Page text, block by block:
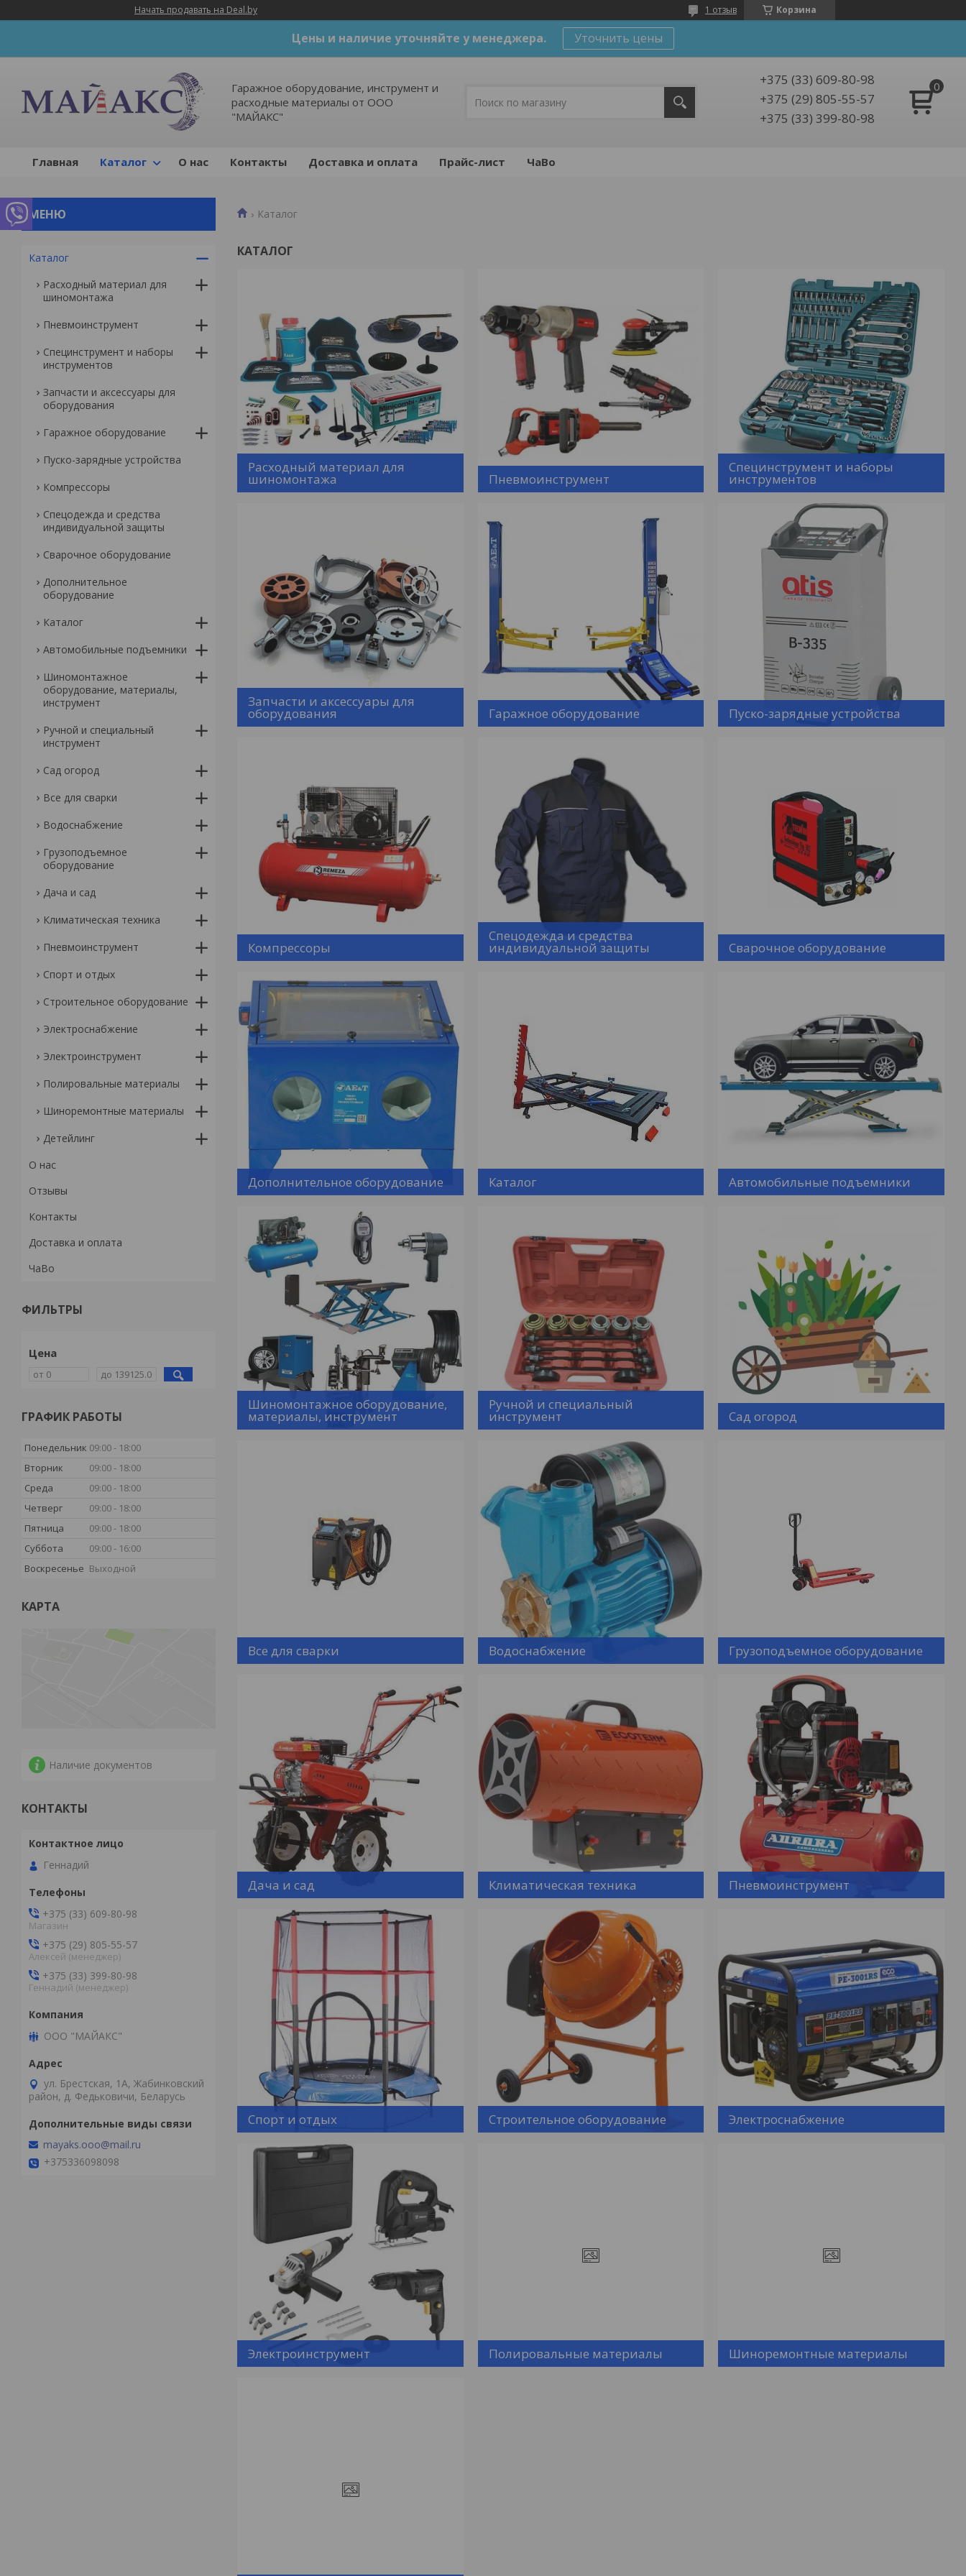
Начать продавать на Deal.by Корзина
1 отзыв
Цены и наличие уточняйте у менеджера. Уточнить цены
Гаражное оборудование, инструмент и
расходные материалы от ООО
"МАЙАКС"
+375 (33) 609-80-98
+375 (29) 805-55-57
+375 (33) 399-80-98
Главная Каталог О нас Контакты Доставка и оплата Прайс-лист ЧаВо
Каталог
КАТАЛОГ
Расходный материал для
шиномонтажа Пневмоинструмент
Специнструмент и наборы
инструментов
Запчасти и аксессуары для
оборудования Гаражное оборудование Пуско-зарядные устройства
Компрессоры
Спецодежда и средства
индивидуальной защиты Сварочное оборудование
Дополнительное оборудование Каталог Автомобильные подъемники
Шиномонтажное оборудование,
материалы, инструмент
Ручной и специальный
инструмент Сад огород
Все для сварки Водоснабжение Грузоподъемное оборудование
Дача и сад Климатическая техника Пневмоинструмент
Спорт и отдых Строительное оборудование Электроснабжение
Электроинструмент Полировальные материалы Шиноремонтные материалы
Каталог
Расходный материал для
шиномонтажа
Пневмоинструмент
Специнструмент и наборы
инструментов
Запчасти и аксессуары для
оборудования
Гаражное оборудование
Пуско-зарядные устройства
Компрессоры
Спецодежда и средства
индивидуальной защиты
Сварочное оборудование
Дополнительное
оборудование
Каталог
Автомобильные подъемники
Шиномонтажное
оборудование, материалы,
инструмент
Ручной и специальный
инструмент
Сад огород
Все для сварки
Водоснабжение
Грузоподъемное
оборудование
Дача и сад
Климатическая техника
Пневмоинструмент
Спорт и отдых
Строительное оборудование
Электроснабжение
Электроинструмент
Полировальные материалы
Шиноремонтные материалы
Детейлинг
О нас
Отзывы
Контакты
Доставка и оплата
ЧаВо
ФИЛЬТРЫ
Цена
ГРАФИК РАБОТЫ
Понедельник 09:00
18:00
Вторник
09:00
18:00
Среда
09:00
18:00
Четверг
09:00
18:00
Пятница
09:00
18:00
Суббота
09:00
16:00
Воскресенье Выходной
КАРТА
Наличие документов
КОНТАКТЫ
Геннадий
+375 (33) 609-80-98
Магазин
+375 (29) 805-55-57
Алексей (менеджер)
+375 (33) 399-80-98
Геннадий (менеджер)
ООО "МАЙАКС"
ул. Брестская, 1А, Жабинковский
район, д. Федьковичи, Беларусь
mayaks.ooo@mail.ru
+375336098098